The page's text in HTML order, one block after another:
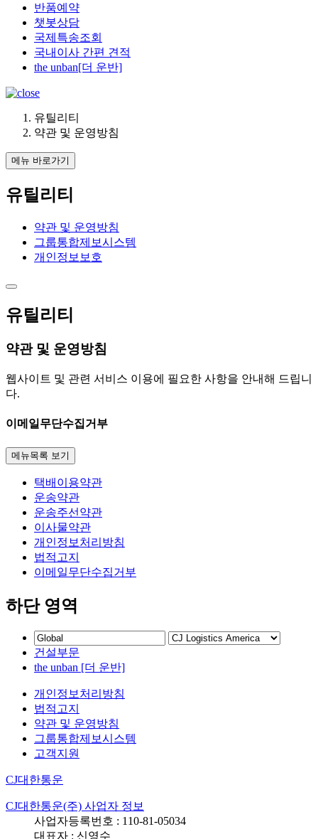
반품예약
챗봇상담
국제특송조회
국내이사 간편 견적
the unban[더 운반]
유틸리티
약관 및 운영방침
메뉴 바로가기
유틸리티
약관 및 운영방침
그룹통합제보시스템
개인정보보호
유틸리티
약관 및 운영방침
웹사이트 및 관련 서비스 이용에 필요한 사항을 안내해 드립니
다.
이메일무단수집거부
메뉴목록 보기
택배이용약관
운송약관
운송주선약관
이사물약관
개인정보처리방침
법적고지
이메일무단수집거부
하단 영역
건설부문
the unban [더 운반]
개인정보처리방침
법적고지
약관 및 운영방침
그룹통합제보시스템
고객지원
CJ대한통운
CJ대한통운(주) 사업자 정보
사업자등록번호 : 110-81-05034
대표자 : 신영수